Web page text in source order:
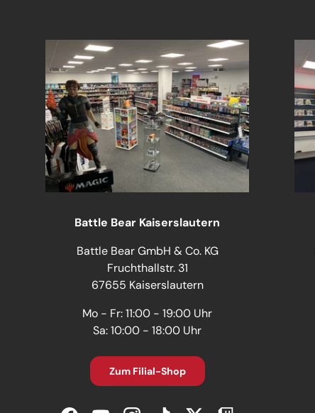
Battle Bear Kaiserslautern
Battle Bear GmbH & Co. KG
Fruchthallstr. 31
67655 Kaiserslautern
Mo - Fr: 11:00 - 19:00 Uhr
Sa: 10:00 - 18:00 Uhr
Zum Filial-Shop